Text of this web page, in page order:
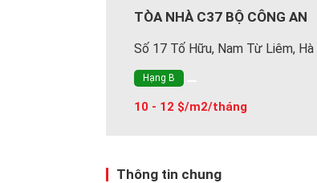
TÒA NHÀ C37 BỘ CÔNG AN
Số 17 Tố Hữu, Nam Từ Liêm, Hà
Hạng B
10 - 12 $/m2/tháng
Thông tin chung